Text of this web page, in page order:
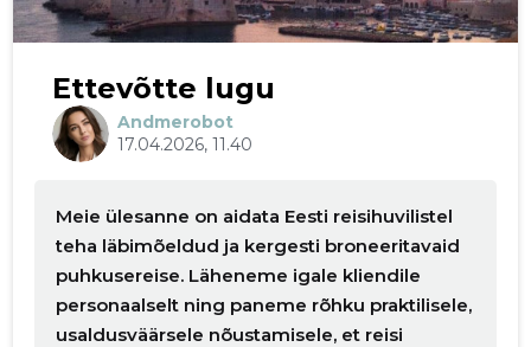
Ettevõtte lugu
Andmerobot
17.04.2026, 11.40
Meie ülesanne on aidata Eesti reisihuvilistel
teha läbimõeldud ja kergesti broneeritavaid
puhkusereise. Läheneme igale kliendile
personaalselt ning paneme rõhku praktilisele,
usaldusväärsele nõustamisele, et reisi